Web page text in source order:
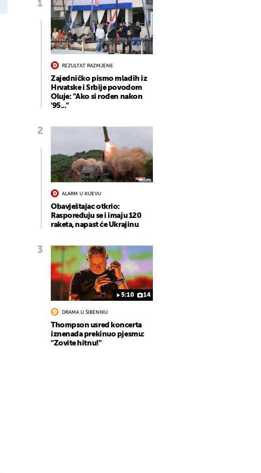
REZULTAT RAZMJENE
Zajedničko pismo mladih iz
Hrvatske i Srbije povodom
Oluje: "Ako si rođen nakon
'95..."
ALARM U KIJEVU
Obavještajac otkrio:
Raspoređuju se i imaju 120
raketa, napast će Ukrajinu
5:10 14
DRAMA U ŠIBENIKU
Thompson usred koncerta
iznenada prekinuo pjesmu:
"Zovite hitnu!"